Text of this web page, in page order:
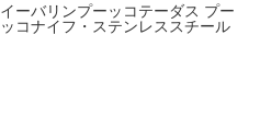
イーバリンプーッコテーダス プー
ッコナイフ・ステンレススチール